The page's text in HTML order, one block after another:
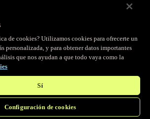
tus servicios Fastly.
de cookies? Utilizamos cookies para ofrecerte un
personalizada, y para obtener datos importantes
que nos ayudan a que todo vaya como la
Sí
Configuración de cookies